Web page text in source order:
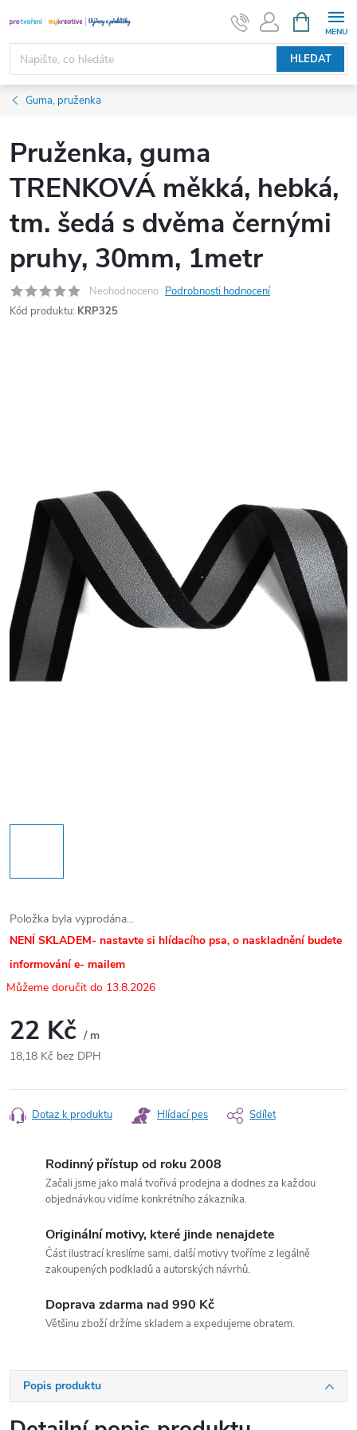
na
obsah
HLEDAT
NÁKUPNÍ
KOŠÍK
Guma, pruženka
Pruženka, guma
TRENKOVÁ měkká, hebká,
tm. šedá s dvěma černými
pruhy, 30mm, 1metr
Neohodnoceno Podrobnosti hodnocení
Kód produktu: KRP325
Položka byla vyprodána…
NENÍ SKLADEM- nastavte si hlídacího psa, o naskladnění budete
informování e- mailem
13.8.2026
22 Kč / m
18,18 Kč bez DPH
cena:
Dotaz k produktu Hlídací pes Sdílet
Rodinný přístup od roku 2008
Začali jsme jako malá tvořivá prodejna a dodnes za každou
objednávkou vidíme konkrétního zákazníka.
Originální motivy, které jinde nenajdete
Část ilustrací kreslíme sami, další motivy tvoříme z legálně
zakoupených podkladů a autorských návrhů.
Doprava zdarma nad 990 Kč
Většinu zboží držíme skladem a expedujeme obratem.
Popis produktu